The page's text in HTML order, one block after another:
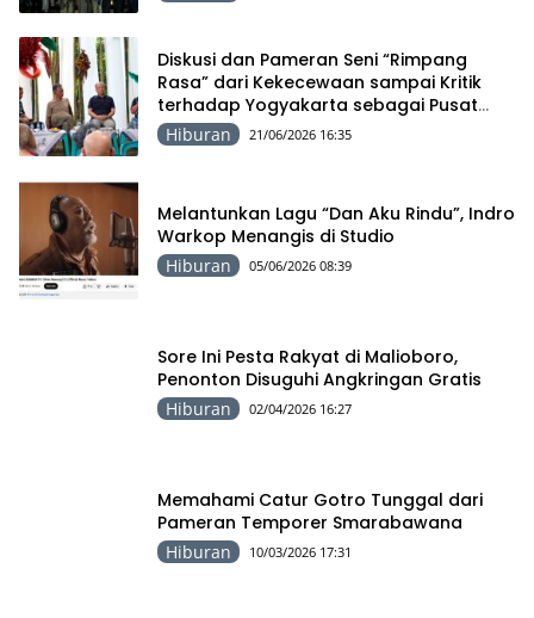
Diskusi dan Pameran Seni “Rimpang
Rasa” dari Kekecewaan sampai Kritik
terhadap Yogyakarta sebagai Pusat
Pergerakan Seni Rupa Indonesia
Hiburan 21/06/2026 16:35
Melantunkan Lagu “Dan Aku Rindu”, Indro
Warkop Menangis di Studio
Hiburan 05/06/2026 08:39
Sore Ini Pesta Rakyat di Malioboro,
Penonton Disuguhi Angkringan Gratis
Hiburan 02/04/2026 16:27
Memahami Catur Gotro Tunggal dari
Pameran Temporer Smarabawana
Hiburan 10/03/2026 17:31